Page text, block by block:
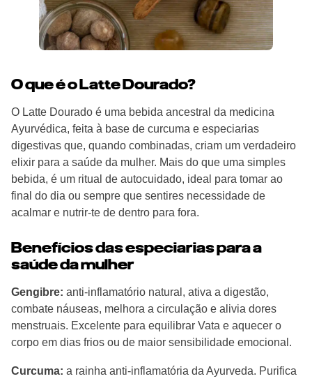
O que é o Latte Dourado?
O Latte Dourado é uma bebida ancestral da medicina
Ayurvédica, feita à base de curcuma e especiarias
digestivas que, quando combinadas, criam um verdadeiro
elixir para a saúde da mulher. Mais do que uma simples
bebida, é um ritual de autocuidado, ideal para tomar ao
final do dia ou sempre que sentires necessidade de
acalmar e nutrir-te de dentro para fora.
Benefícios das especiarias para a
saúde da mulher
Gengibre: anti-inflamatório natural, ativa a digestão,
combate náuseas, melhora a circulação e alivia dores
menstruais. Excelente para equilibrar Vata e aquecer o
corpo em dias frios ou de maior sensibilidade emocional.
Curcuma: a rainha anti-inflamatória da Ayurveda. Purifica